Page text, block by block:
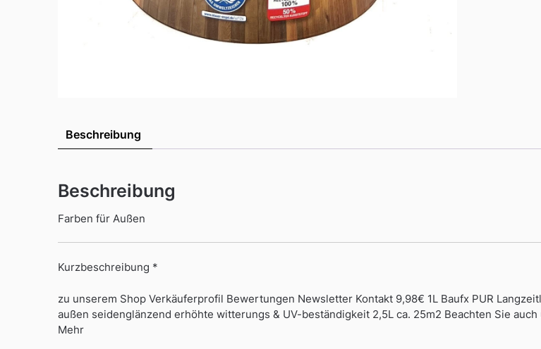
Beschreibung
Beschreibung
Farben für Außen
Kurzbeschreibung *
zu unserem Shop Verkäuferprofil Bewertungen Newsletter Kontakt 9,98€ 1L Baufx PUR
außen seidenglänzend erhöhte witterungs & UV-beständigkeit 2,5L ca. 25m2 Beachten Sie
Mehr